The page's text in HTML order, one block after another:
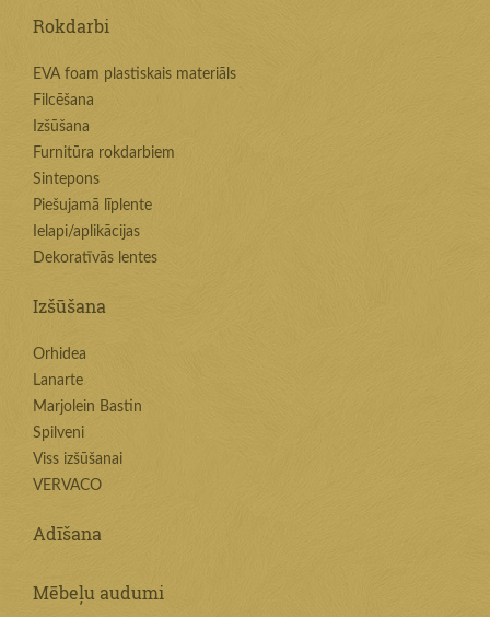
Rokdarbi
EVA foam plastiskais materiāls
Filcēšana
Izšūšana
Furnitūra rokdarbiem
Sintepons
Piešujamā līplente
Ielapi/aplikācijas
Dekoratīvās lentes
Izšūšana
Orhidea
Lanarte
Marjolein Bastin
Spilveni
Viss izšūšanai
VERVACO
Adīšana
Mēbeļu audumi